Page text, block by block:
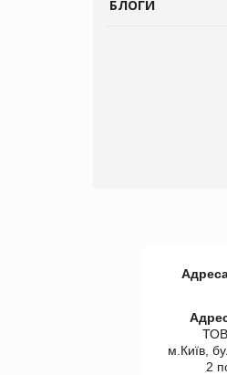
БЛОГИ
м.Київ,
2